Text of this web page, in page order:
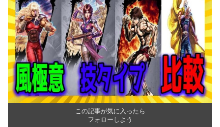
この記事が気に入ったら
フォローしよう